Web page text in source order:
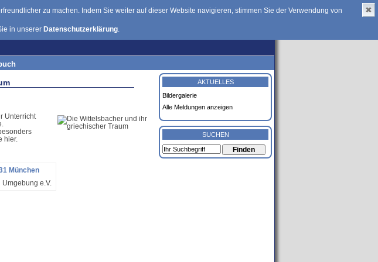
zu machen. Indem Sie weiter auf dieser Website navigieren, stimmen Sie der Verwendung von
in unserer Datenschutzerklärung.
✖
:: Presse Kontakt :: Rundschreiben 2018 Impressum :: Datenschutz ::
Unterricht
hier.
München
e.V.
AKTUELLES
Bildergalerie
Alle Meldungen anzeigen
SUCHEN